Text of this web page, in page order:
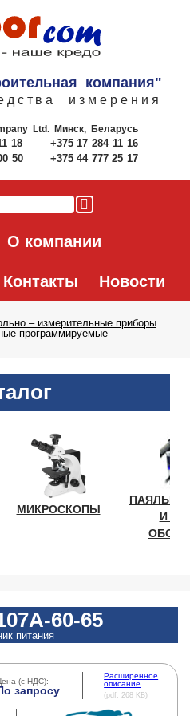
компания"
измерения
Ltd.Минск, Беларусь
18
+375 17 284 11 16
50 +375 44 777 25 17
О компании
Контакты Новости
– измерительные приборы
программируемые
МИКРОСКОПЫ
И
60-65
питания
(с НДС):
запросу
Расширенное
описание
(pdf, 268 KB)